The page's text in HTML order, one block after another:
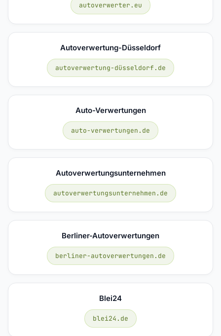
autoverwerter.eu
Autoverwertung-Düsseldorf
autoverwertung-düsseldorf.de
Auto-Verwertungen
auto-verwertungen.de
Autoverwertungsunternehmen
autoverwertungsunternehmen.de
Berliner-Autoverwertungen
berliner-autoverwertungen.de
Blei24
blei24.de